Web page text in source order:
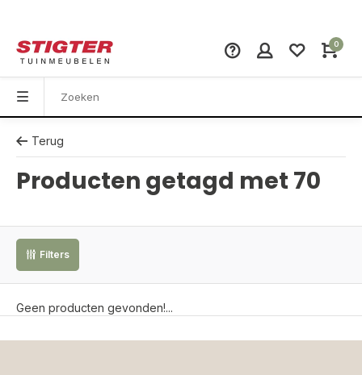
0
Terug
Producten getagd met 70
Filters
Geen producten gevonden!...